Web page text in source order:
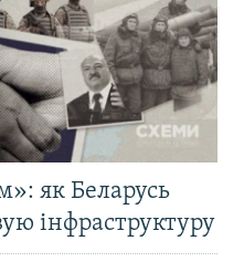
як Беларусь
інфраструктуру